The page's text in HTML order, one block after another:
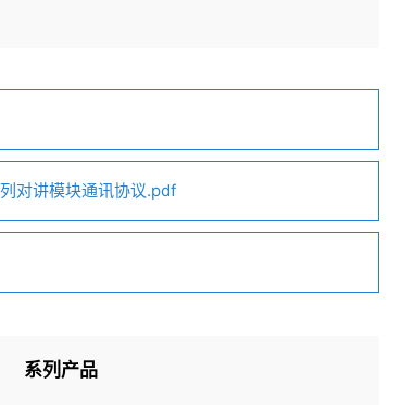
对讲模块通讯协议.pdf
系列产品